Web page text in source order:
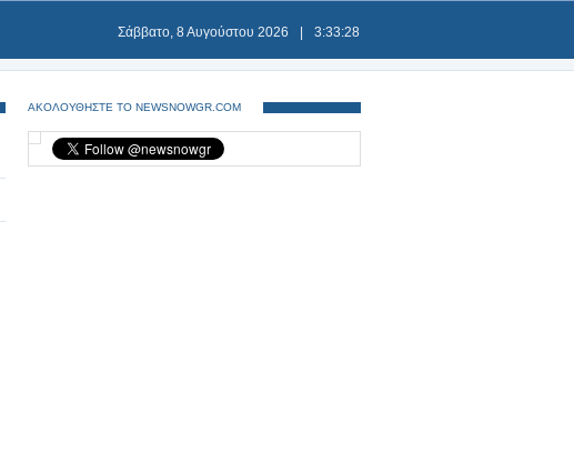
Σάββατο, 8 Αυγούστου 2026 3:33:28
ΑΚΟΛΟΥΘΗΣΤΕ ΤΟ NEWSNOWGR.COM